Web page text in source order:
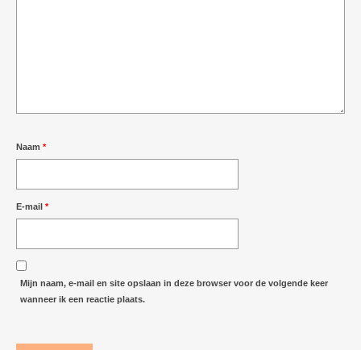
Naam *
E-mail *
Mijn naam, e-mail en site opslaan in deze browser voor de volgende keer
wanneer ik een reactie plaats.